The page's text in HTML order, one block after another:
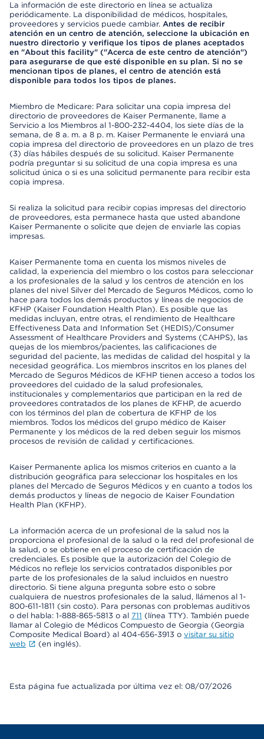
La información de este directorio en línea se actualiza
periódicamente. La disponibilidad de médicos, hospitales,
proveedores y servicios puede cambiar. Antes de recibir
atención en un centro de atención, seleccione la ubicación en
nuestro directorio y verifique los tipos de planes aceptados
en "About this facility" ("Acerca de este centro de atención")
para asegurarse de que esté disponible en su plan. Si no se
mencionan tipos de planes, el centro de atención está
disponible para todos los tipos de planes.
Miembro de Medicare: Para solicitar una copia impresa del
directorio de proveedores de Kaiser Permanente, llame a
Servicio a los Miembros al 1-800-232-4404, los siete días de la
semana, de 8 a. m. a 8 p. m. Kaiser Permanente le enviará una
copia impresa del directorio de proveedores en un plazo de tres
(3) días hábiles después de su solicitud. Kaiser Permanente
podría preguntar si su solicitud de una copia impresa es una
solicitud única o si es una solicitud permanente para recibir esta
copia impresa.
Si realiza la solicitud para recibir copias impresas del directorio
de proveedores, esta permanece hasta que usted abandone
Kaiser Permanente o solicite que dejen de enviarle las copias
impresas.
Kaiser Permanente toma en cuenta los mismos niveles de
calidad, la experiencia del miembro o los costos para seleccionar
a los profesionales de la salud y los centros de atención en los
planes del nivel Silver del Mercado de Seguros Médicos, como lo
hace para todos los demás productos y líneas de negocios de
KFHP (Kaiser Foundation Health Plan). Es posible que las
medidas incluyan, entre otras, el rendimiento de Healthcare
Effectiveness Data and Information Set (HEDIS)/Consumer
Assessment of Healthcare Providers and Systems (CAHPS), las
quejas de los miembros/pacientes, las calificaciones de
seguridad del paciente, las medidas de calidad del hospital y la
necesidad geográfica. Los miembros inscritos en los planes del
Mercado de Seguros Médicos de KFHP tienen acceso a todos los
proveedores del cuidado de la salud profesionales,
institucionales y complementarios que participan en la red de
proveedores contratados de los planes de KFHP, de acuerdo
con los términos del plan de cobertura de KFHP de los
miembros. Todos los médicos del grupo médico de Kaiser
Permanente y los médicos de la red deben seguir los mismos
procesos de revisión de calidad y certificaciones.
Kaiser Permanente aplica los mismos criterios en cuanto a la
distribución geográfica para seleccionar los hospitales en los
planes del Mercado de Seguros Médicos y en cuanto a todos los
demás productos y líneas de negocio de Kaiser Foundation
Health Plan (KFHP).
La información acerca de un profesional de la salud nos la
proporciona el profesional de la salud o la red del profesional de
la salud, o se obtiene en el proceso de certificación de
credenciales. Es posible que la autorización del Colegio de
Médicos no refleje los servicios contratados disponibles por
parte de los profesionales de la salud incluidos en nuestro
directorio. Si tiene alguna pregunta sobre esto o sobre
cualquiera de nuestros profesionales de la salud, llámenos al 1-
800-611-1811 (sin costo). Para personas con problemas auditivos
o del habla: 1-888-865-5813 o al 711 (línea TTY). También puede
llamar al Colegio de Médicos Compuesto de Georgia (Georgia
Composite Medical Board) al 404-656-3913 o visitar su sitio
web
(en inglés).
Esta página fue actualizada por última vez el: 08/07/2026